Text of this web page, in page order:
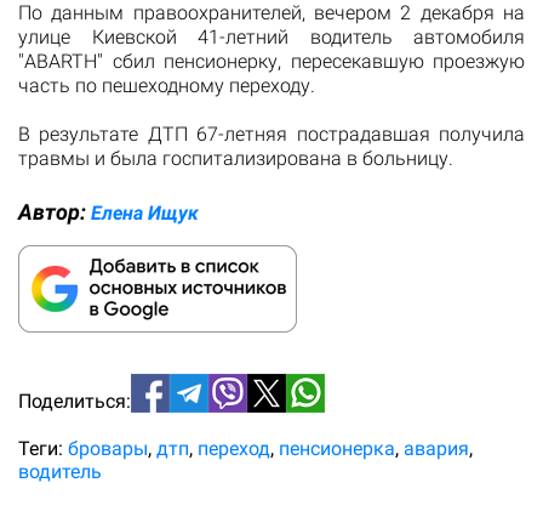
По данным правоохранителей, вечером 2 декабря на
улице Киевской 41-летний водитель автомобиля
"ABARTH" сбил пенсионерку, пересекавшую проезжую
часть по пешеходному переходу.
В результате ДТП 67-летняя пострадавшая получила
травмы и была госпитализирована в больницу.
Автор: Елена Ищук
Поделиться:
Теги: бровары дтп переход пенсионерка авария
водитель